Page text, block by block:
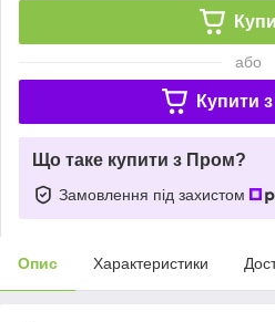
або
Купити з
Що таке купити з Пром?
Замовлення під захистом
Опис Характеристики